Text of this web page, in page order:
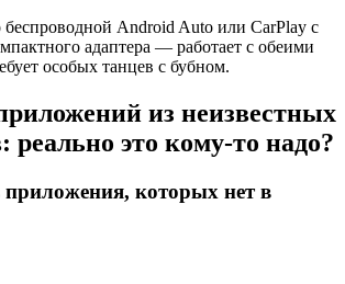
беспроводной Android Auto или CarPlay с
адаптера — работает с обеими
особых танцев с бубном.
из неизвестных
реально это кому-то надо?
приложения, которых нет в